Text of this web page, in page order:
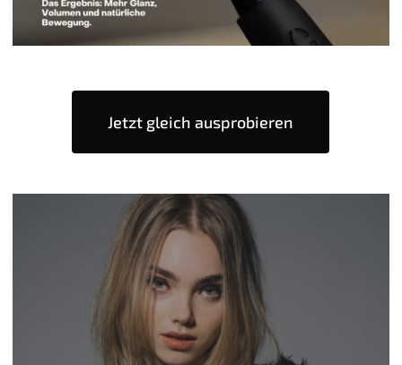
Jetzt gleich ausprobieren